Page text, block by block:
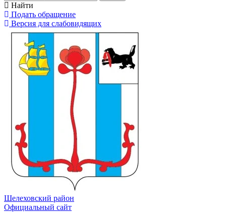
Найти
Подать обращение
Версия для слабовидящих
Шелеховский район
Официальный сайт